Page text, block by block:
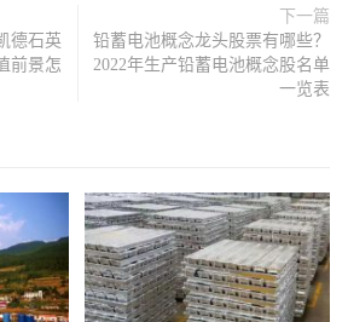
德石英
前景怎
下一篇
铅蓄电池概念龙头股票有哪些？
2022年生产铅蓄电池概念股名单
一览表